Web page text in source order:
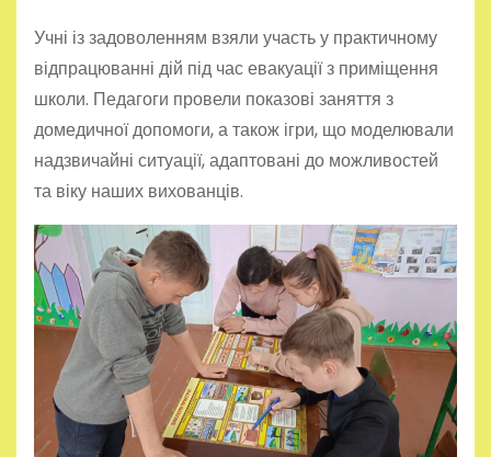
Учні із задоволенням взяли участь у практичному
відпрацюванні дій під час евакуації з приміщення
школи. Педагоги провели показові заняття з
домедичної допомоги, а також ігри, що моделювали
надзвичайні ситуації, адаптовані до можливостей
та віку наших вихованців.